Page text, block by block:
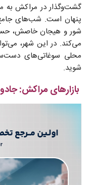
گشت‌وگذار در مراکش به
پنهان است. شب‌های جامع
شور و هیجان خاصش،
می‌کند. در این شهر،
محلی سوغاتی‌های
شوید.
بازارهای مراکش: